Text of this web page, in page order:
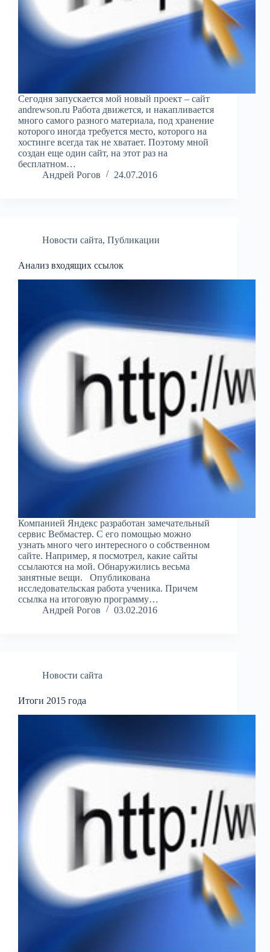
Сегодня запускается мой новый проект – сайт
andrewson.ru Работа движется, и накапливается
много самого разного материала, под хранение
которого иногда требуется место, которого на
хостинге всегда так не хватает. Поэтому мной
создан еще один сайт, на этот раз на
бесплатном…
Андрей Рогов
24.07.2016
Новости сайта, Публикации
Анализ входящих ссылок
Компанией Яндекс разработан замечательный
сервис Вебмастер. С его помощью можно
узнать много чего интересного о собственном
сайте. Например, я посмотрел, какие сайты
ссылаются на мой. Обнаружились весьма
занятные вещи. Опубликована
исследовательская работа ученика. Причем
ссылка на итоговую программу…
Андрей Рогов
03.02.2016
Новости сайта
Итоги 2015 года